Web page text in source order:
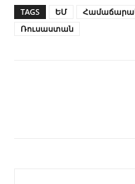
TAGS ԵՄ
Ռուսաստան